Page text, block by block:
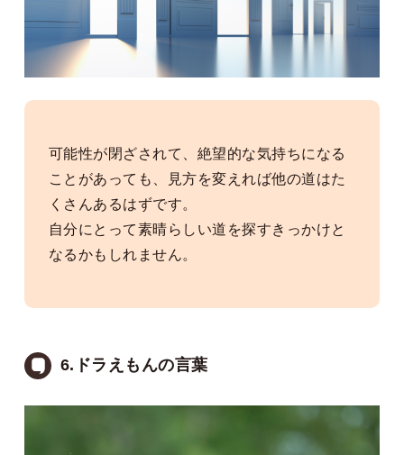
可能性が閉ざされて、絶望的な気持ちになる
ことがあっても、見方を変えれば他の道はた
くさんあるはずです。
自分にとって素晴らしい道を探すきっかけと
なるかもしれません。
6.ドラえもんの言葉